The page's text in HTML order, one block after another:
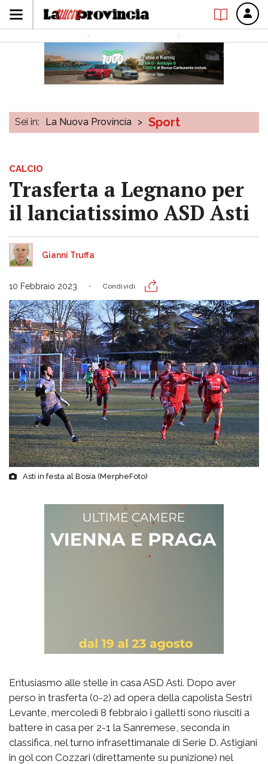
Sei in: La Nuova Provincia > Sport
CALCIO
Trasferta a Legnano per
il lanciatissimo ASD Asti
Gianni Truffa
10 Febbraio 2023 Condividi
Asti in festa al Bosia (MerpheFoto)
Entusiasmo alle stelle in casa ASD Asti. Dopo aver
perso in trasferta (0-2) ad opera della capolista Sestri
Levante, mercoledì 8 febbraio i galletti sono riusciti a
battere in casa per 2-1 la Sanremese, seconda in
classifica, nel turno infrasettimanale di Serie D. Astigiani
in gol con Cozzari (direttamente su punizione) nel